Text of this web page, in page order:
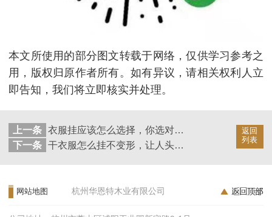
本文所使用的部分图文转载于网络，仅供学习参考之
用，版权归原作者所有。如有异议，请相关权利人立
即告知，我们将立即核实并处理。
返回
列表
上一条
衣服挂应该怎么选择，你选对了吗【华恩衣架】
下一条
干衣服怎么挂不变形，让人头疼的事【华恩衣架】
网站地图 杭州华恩特木业有限公司